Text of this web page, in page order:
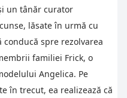
un tânăr curator
lăsate în urmă cu
spre rezolvarea
familiei Frick, o
Angelica. Pe
în trecut, ea realizează că